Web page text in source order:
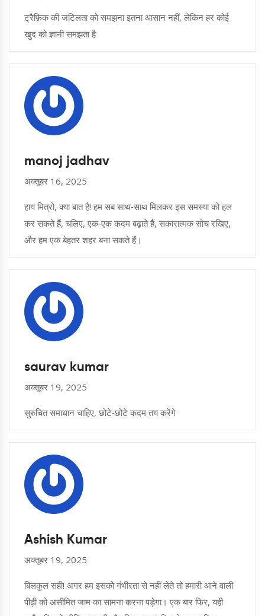
ट्रैफ़िक की जटिलता को समझना इतना आसान नहीं, लेकिन हर कोई
खुद को ज्ञानी समझता है
manoj jadhav
अक्तूबर 16, 2025
हाय मित्रो, क्या बात है! हम सब साथ‑साथ मिलकर इस समस्या को हल
कर सकते हैं, चलिए, एक‑एक कदम बढ़ाते हैं, सकारात्मक सोच रखिए,
और हम एक बेहतर शहर बना सकते हैं।
saurav kumar
अक्तूबर 19, 2025
सुरुचित समाधान चाहिए, छोटे‑छोटे कदम तय करेंगे
Ashish Kumar
अक्तूबर 19, 2025
बिलकुल सही! अगर हम इसको गंभीरता से नहीं लेते तो हमारी आने वाली
पीढ़ी को असीमित जाम का सामना करना पड़ेगा। एक बार फिर, यही